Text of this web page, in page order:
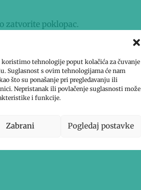
tehnologije poput kolačića za čuvanje
Suglasnost s ovim tehnologijama će nam
što su ponašanje pri pregledavanju ili
Nepristanak ili povlačenje suglasnosti može
i funkcije.
Zabrani Pogledaj postavke
zatvorite poklopac.
Miješajte 30 sekundi,